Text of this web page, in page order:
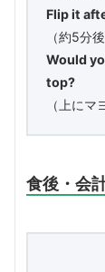
Flip it
（約5分
Would
top?
（上にマ
食後・会